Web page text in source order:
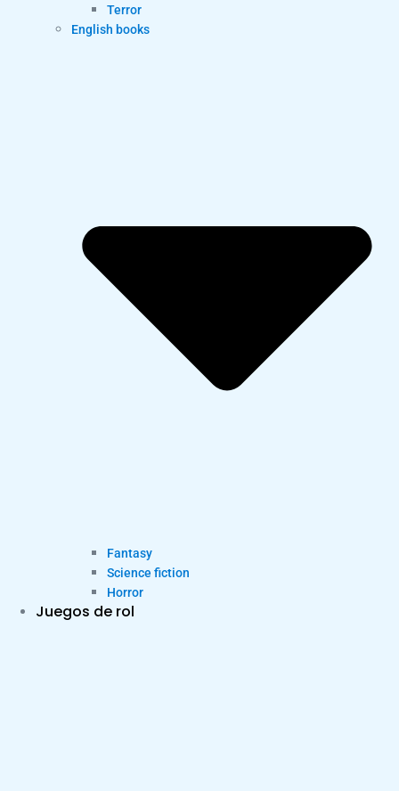
Terror
English books
Fantasy
Science fiction
Horror
Juegos de rol